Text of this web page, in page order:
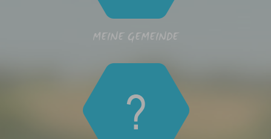
MEINE GEMEINDE